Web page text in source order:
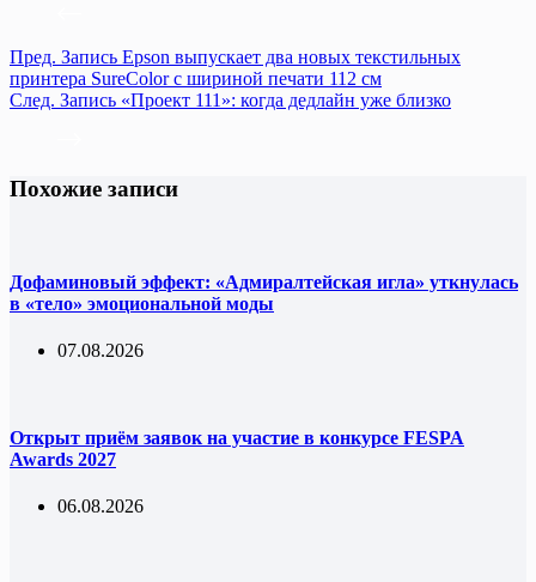
Пред. Запись Epson выпускает два новых текстильных
принтера SureColor с шириной печати 112 см
След. Запись «Проект 111»: когда дедлайн уже близко
Похожие записи
Дофаминовый эффект: «Адмиралтейская игла» уткнулась
в «тело» эмоциональной моды
07.08.2026
Открыт приём заявок на участие в конкурсе FESPA
Awards 2027
06.08.2026